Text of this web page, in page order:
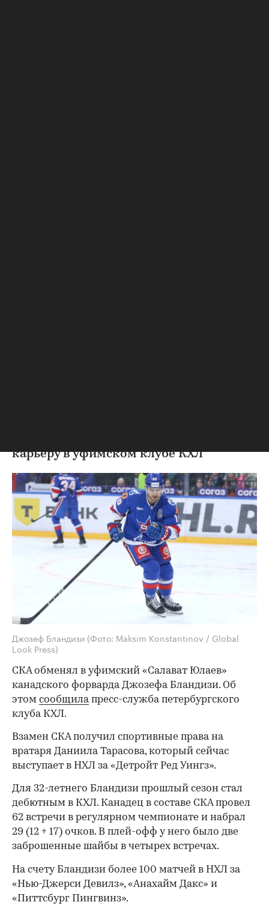
карьеру в уфимском клубе КХЛ
Джозеф Бландизи (Фото: Maksim Konstantinov / Global
Look Press)
СКА обменял в уфимский «Салават Юлаев»
канадского форварда Джозефа Бландизи. Об
этом сообщилапресс-служба петербургского
клуба КХЛ.
Взамен СКА получил спортивные права на
вратаря Даниила Тарасова, который сейчас
выступает в НХЛ за «Детройт Ред Уингз».
Для 32-летнего Бландизи прошлый сезон стал
дебютным в КХЛ. Канадец в составе СКА провел
62 встречи в регулярном чемпионате и набрал
29 (12 + 17) очков. В плей-офф у него было две
заброшенные шайбы в четырех встречах.
На счету Бландизи более 100 матчей в НХЛ за
«Нью-Джерси Девилз», «Анахайм Дакс» и
«Питтсбург Пингвинз».